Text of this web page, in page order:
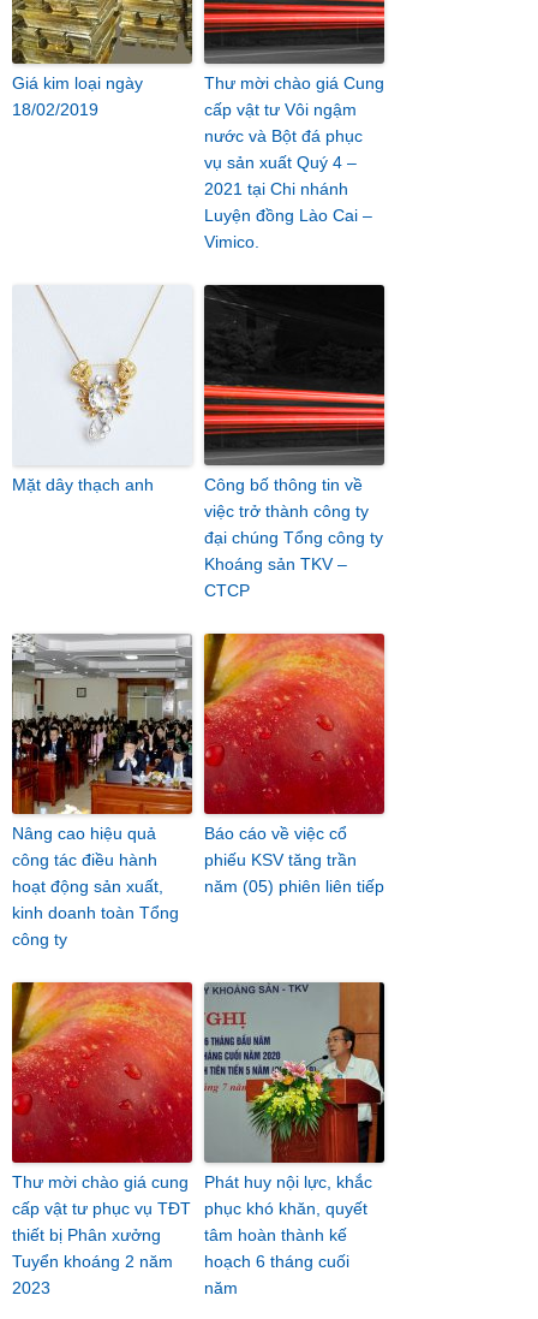
Giá kim loại ngày
18/02/2019
Thư mời chào giá Cung
cấp vật tư Vôi ngậm
nước và Bột đá phục
vụ sản xuất Quý 4 –
2021 tại Chi nhánh
Luyện đồng Lào Cai –
Vimico.
Mặt dây thạch anh
Công bố thông tin về
việc trở thành công ty
đại chúng Tổng công ty
Khoáng sản TKV –
CTCP
Nâng cao hiệu quả
công tác điều hành
hoạt động sản xuất,
kinh doanh toàn Tổng
công ty
Báo cáo về việc cổ
phiếu KSV tăng trần
năm (05) phiên liên tiếp
Thư mời chào giá cung
cấp vật tư phục vụ TĐT
thiết bị Phân xưởng
Tuyển khoáng 2 năm
2023
Phát huy nội lực, khắc
phục khó khăn, quyết
tâm hoàn thành kế
hoạch 6 tháng cuối
năm